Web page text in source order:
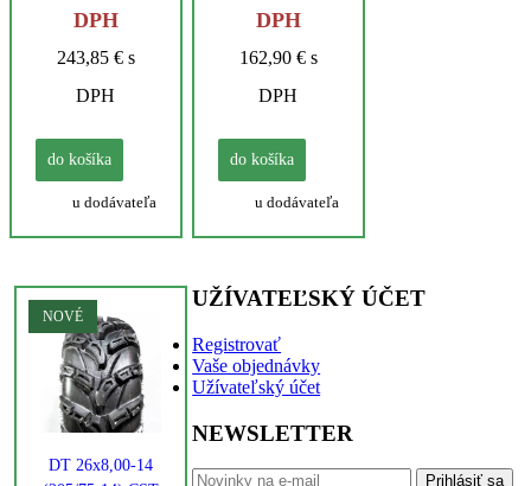
DPH
243,85 € s
DPH
do košíka
u dodávateľa
DPH
162,90 € s
DPH
do košíka
u dodávateľa
NOVÉ
DT 26x8,00-14
UŽÍVATEĽSKÝ ÚČET
Registrovať
Vaše objednávky
Užívateľský účet
NEWSLETTER
Prihlásiť sa